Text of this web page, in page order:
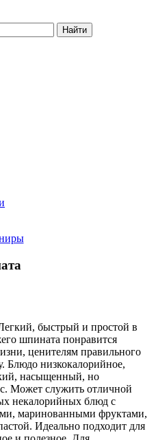
быстрый и простой в
шпината понравится
ценителям правильного
Блюдо низкокалорийное,
насыщенный, но
Может служить отличной
некалорийных блюд с
маринованными фруктами,
Идеально подходит для